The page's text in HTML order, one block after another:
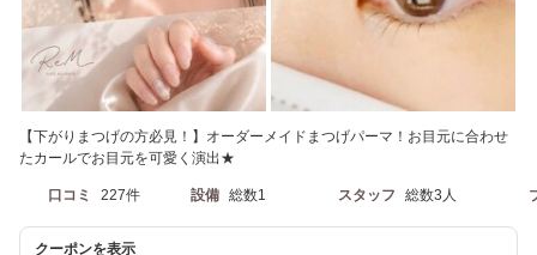
【下がりまつげの方必見！】オーダーメイドまつげパーマ！お目元に合わせ
たカールでお目元を可愛く演出★
口コミ 227件 設備 総数1 スタッフ 総数3人
クーポンを表示